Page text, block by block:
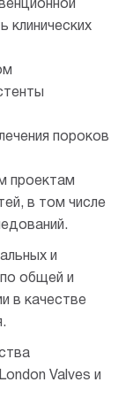
клинических
пороков
проектам
в том числе
и
общей и
в качестве
Valves и